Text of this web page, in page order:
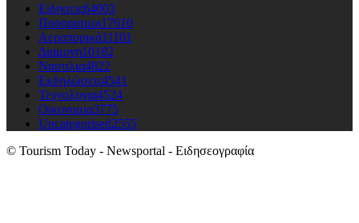
Ειδησεις64003
Προορισμοι17610
Αεροπορικά11101
Διαμονη10182
Ναυτιλια4822
Εκδηλώσεις4541
Τεχνολογια4524
Οικονομια3775
Uncategorised2555
© Tourism Today - Newsportal - Ειδησεογραφία